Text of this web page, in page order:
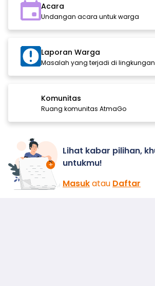
Acara
Undangan acara untuk warga
Laporan Warga
Masalah yang terjadi di lingkungan
Komunitas
Ruang komunitas AtmaGo
Lihat kabar pilihan,
untukmu!
Masukatau Daftar